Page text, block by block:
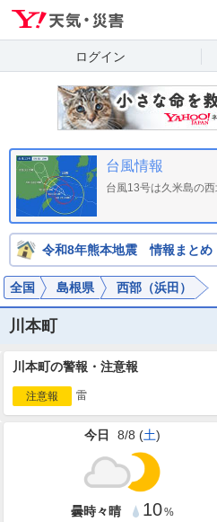
ログイン
台風情報
台風13号は久米島の
令和8年熊本地震 情報まとめ
全国 島根県 西部（浜田）
川本町
川本町の警報・注意報
注意報 雷
今日 8/8 (土)
曇時々晴 10%